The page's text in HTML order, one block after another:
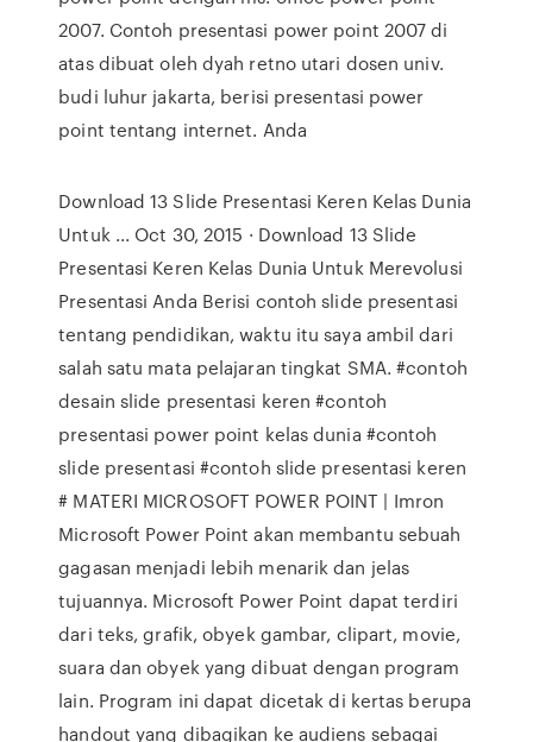
2007. Contoh presentasi power point 2007 di
atas dibuat oleh dyah retno utari dosen univ.
budi luhur jakarta, berisi presentasi power
point tentang internet. Anda
Download 13 Slide Presentasi Keren Kelas Dunia
Untuk ... Oct 30, 2015 · Download 13 Slide
Presentasi Keren Kelas Dunia Untuk Merevolusi
Presentasi Anda Berisi contoh slide presentasi
tentang pendidikan, waktu itu saya ambil dari
salah satu mata pelajaran tingkat SMA. #contoh
desain slide presentasi keren #contoh
presentasi power point kelas dunia #contoh
slide presentasi #contoh slide presentasi keren
# MATERI MICROSOFT POWER POINT | Imron
Microsoft Power Point akan membantu sebuah
gagasan menjadi lebih menarik dan jelas
tujuannya. Microsoft Power Point dapat terdiri
dari teks, grafik, obyek gambar, clipart, movie,
suara dan obyek yang dibuat dengan program
lain. Program ini dapat dicetak di kertas berupa
handout yang dibagikan ke audiens sebagai